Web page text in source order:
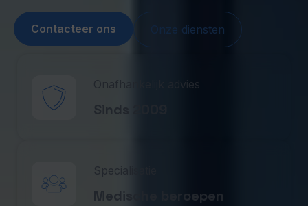
Contacteer ons Onze diensten
Onafhankelijk advies
Sinds 2009
Specialisatie
Medische beroepen